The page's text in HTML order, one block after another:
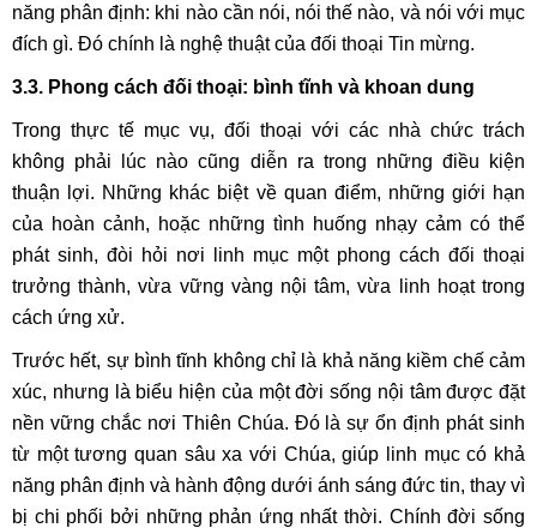
năng phân định: khi nào cần nói, nói thế nào, và nói với mục
đích gì. Đó chính là nghệ thuật của đối thoại Tin mừng.
3.3. Phong cách đối thoại: bình tĩnh và khoan dung
Trong thực tế mục vụ, đối thoại với các nhà chức trách
không phải lúc nào cũng diễn ra trong những điều kiện
thuận lợi. Những khác biệt về quan điểm, những giới hạn
của hoàn cảnh, hoặc những tình huống nhạy cảm có thể
phát sinh, đòi hỏi nơi linh mục một phong cách đối thoại
trưởng thành, vừa vững vàng nội tâm, vừa linh hoạt trong
cách ứng xử.
Trước hết, sự bình tĩnh không chỉ là khả năng kiềm chế cảm
xúc, nhưng là biểu hiện của một đời sống nội tâm được đặt
nền vững chắc nơi Thiên Chúa. Đó là sự ổn định phát sinh
từ một tương quan sâu xa với Chúa, giúp linh mục có khả
năng phân định và hành động dưới ánh sáng đức tin, thay vì
bị chi phối bởi những phản ứng nhất thời. Chính đời sống